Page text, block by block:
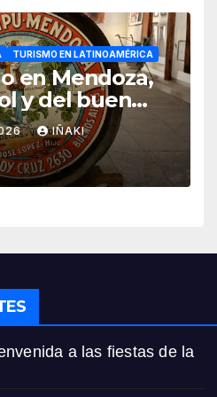
TURISMO EN LATINOAMÉRICA
en Mendoza,
y del buen
IÑAKI
a las fiestas de la